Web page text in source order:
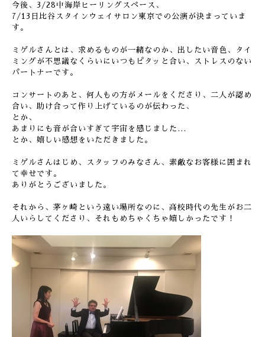
今後、3/28中海岸ヒーリングスペース、
7/13日比谷スタインウェイサロン東京での公演が決まっていま
す。
ミゲルさんとは、求めるものが一緒なのか、出したい音色、タイ
ミングが不思議なくらいにいつもピタッと合い、ストレスのない
パートナーです。
コンサートのあと、何人もの方がメールをくださり、二人が認め
合い、助け合って作り上げているのが伝わった、
とか、
あまりにも音が合いすぎて宇宙を感じました…
とか、嬉しい感想をいただきました。
ミゲルさんはじめ、スタッフのみなさん、素敵なお客様に囲まれ
て幸せです。
ありがとうございました。
それから、茅ヶ崎という遠い場所なのに、高校時代の先生がお二
人いらしてくださり、それもめちゃくちゃ嬉しかったです！